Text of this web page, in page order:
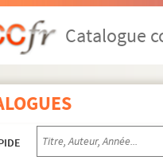
Catalogue